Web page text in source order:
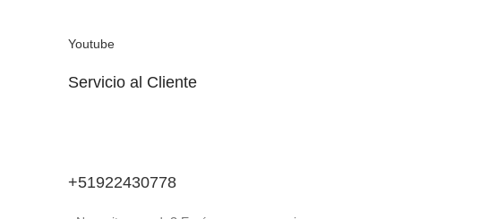
Youtube
Servicio al Cliente
+51922430778